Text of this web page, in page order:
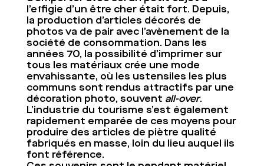
l’effigie d’un être cher était fort. Depuis,
la production d’articles décorés de
photos va de pair avec l’avènement de la
société de consommation. Dans les
années 70, la possibilité d’imprimer sur
tous les matériaux crée une mode
envahissante, où les ustensiles les plus
communs sont rendus attractifs par une
décoration photo, souvent all-over.
L’industrie du tourisme s’est également
rapidement emparée de ces moyens pour
produire des articles de piètre qualité
fabriqués en masse, loin du lieu auquel ils
font référence.